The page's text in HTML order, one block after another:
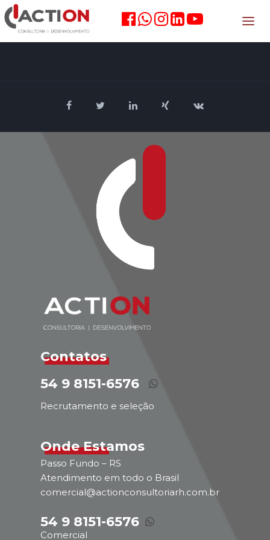
Contatos
54 9 8151-6576
Recrutamento e seleção
Onde Estamos
Passo Fundo – RS
Atendimento em todo o Brasil
comercial@actionconsultoriarh.com.br
54 9 8151-6576
Comercial